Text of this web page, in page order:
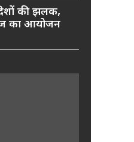
की झलक,
का आयोजन